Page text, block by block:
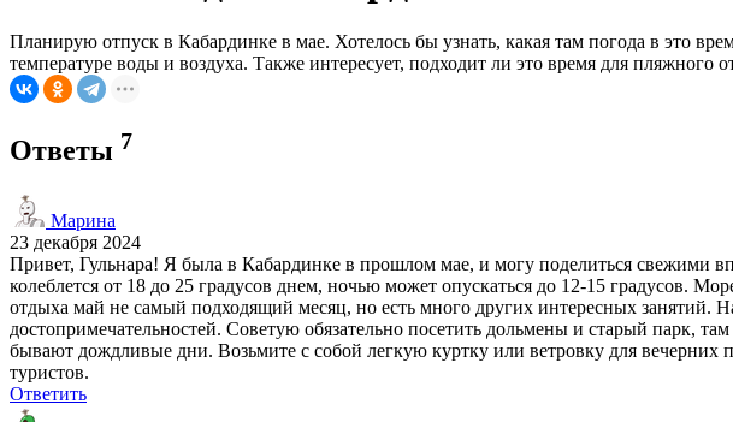
Планирую отпуск в Кабардинке в мае. Хотелось бы узнать, какая там погода в это
температуре воды и воздуха. Также интересует, подходит ли это время для пляжного
Ответы 7
Марина
23 декабря 2024
Привет, Гульнара! Я была в Кабардинке в прошлом мае, и могу поделиться свежими
колеблется от 18 до 25 градусов днем, ночью может опускаться до 12-15 градусов.
отдыха май не самый подходящий месяц, но есть много других интересных занятий.
достопримечательностей. Советую обязательно посетить дольмены и старый парк,
бывают дождливые дни. Возьмите с собой легкую куртку или ветровку для
туристов.
Ответить